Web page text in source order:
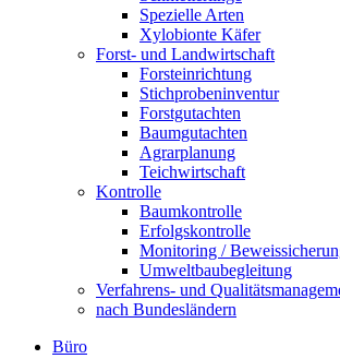
Spezielle Arten
Xylobionte Käfer
Forst- und Landwirtschaft
Forsteinrichtung
Stichprobeninventur
Forstgutachten
Baumgutachten
Agrarplanung
Teichwirtschaft
Kontrolle
Baumkontrolle
Erfolgskontrolle
Monitoring /
Umweltbaubegleitung
Verfahrens- und
nach Bundesländern
Büro